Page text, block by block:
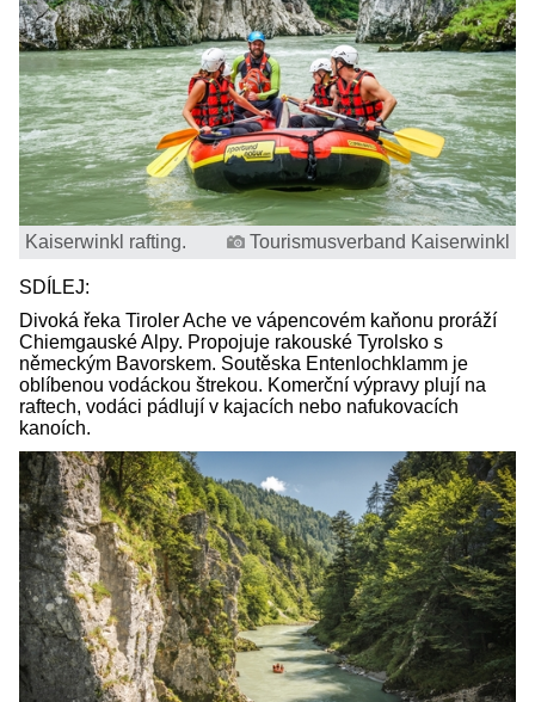
Kaiserwinkl rafting. Tourismusverband Kaiserwinkl
SDÍLEJ:
Divoká řeka Tiroler Ache ve vápencovém kaňonu proráží
Chiemgauské Alpy. Propojuje rakouské Tyrolsko s
německým Bavorskem. Soutěska Entenlochklamm je
oblíbenou vodáckou štrekou. Komerční výpravy plují na
raftech, vodáci pádlují v kajacích nebo nafukovacích
kanoích.